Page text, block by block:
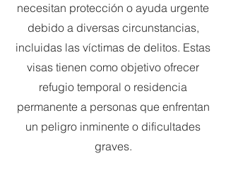
necesitan protección o ayuda urgente
debido a diversas circunstancias,
incluidas las víctimas de delitos. Estas
visas tienen como objetivo ofrecer
refugio temporal o residencia
permanente a personas que enfrentan
un peligro inminente o dificultades
graves.